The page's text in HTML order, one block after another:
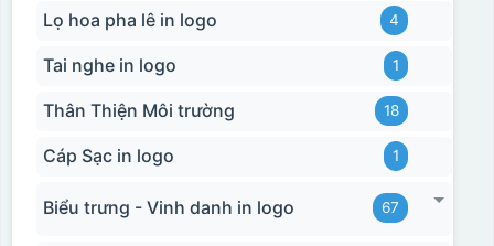
Lọ hoa pha lê in logo 4
Tai nghe in logo 1
Thân Thiện Môi trường 18
Cáp Sạc in logo 1
Biểu trưng - Vinh danh in logo 67